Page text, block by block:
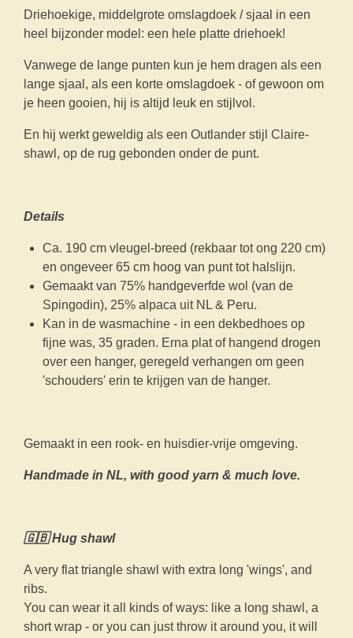
Driehoekige, middelgrote omslagdoek / sjaal in een
heel bijzonder model: een hele platte driehoek!
Vanwege de lange punten kun je hem dragen als een
lange sjaal, als een korte omslagdoek - of gewoon om
je heen gooien, hij is altijd leuk en stijlvol.
En hij werkt geweldig als een Outlander stijl Claire-
shawl, op de rug gebonden onder de punt.
Details
Ca. 190 cm vleugel-breed (rekbaar tot ong 220 cm)
en ongeveer 65 cm hoog van punt tot halslijn.
Gemaakt van 75% handgeverfde wol (van de
Spingodin), 25% alpaca uit NL & Peru.
Kan in de wasmachine - in een dekbedhoes op
fijne was, 35 graden. Erna plat of hangend drogen
over een hanger, geregeld verhangen om geen
'schouders' erin te krijgen van de hanger.
Gemaakt in een rook- en huisdier-vrije omgeving.
Handmade in NL, with good yarn & much love.
🇬🇧 Hug shawl
A very flat triangle shawl with extra long 'wings', and
ribs.
You can wear it all kinds of ways: like a long shawl, a
short wrap - or you can just throw it around you, it will